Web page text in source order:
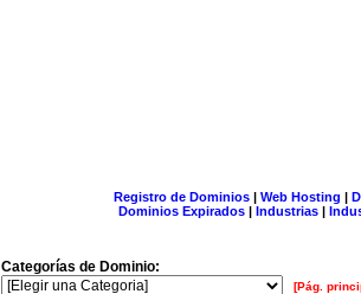
Registro de Dominios| Web Hosting |
Dominios Expirados | Industrias |
Categorías de Dominio:
[Pág.